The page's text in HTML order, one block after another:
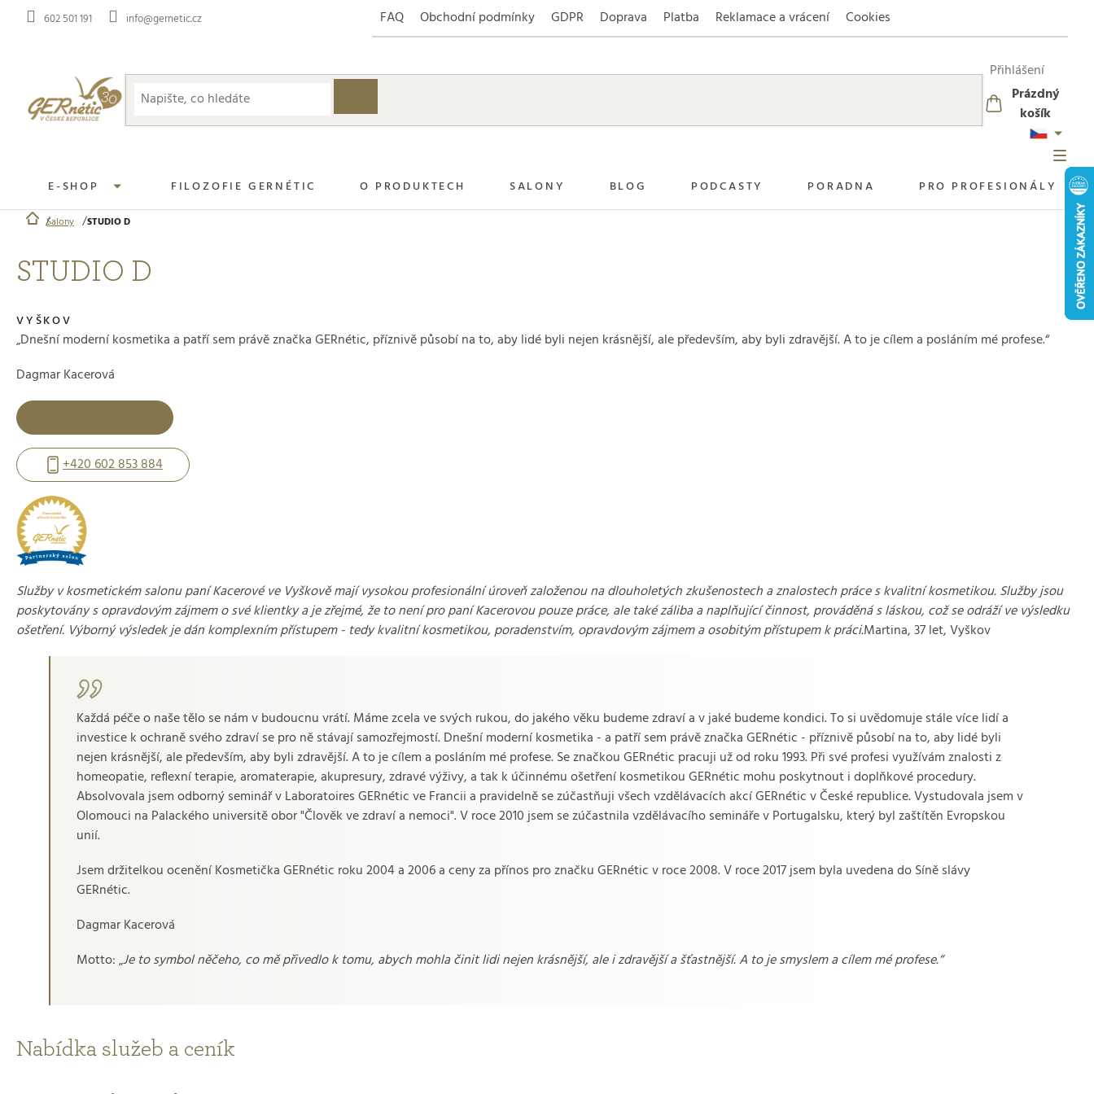
Přejít
602 501 191 info@gernetic.cz FAQ Obchodní podmínky GDPR Doprava Platba Reklamace a vrácení Cookies
Přihlášení
NÁKUPNÍ
KOŠÍK
Prázdný
košík
E-SHOP FILOZOFIE GERNÉTIC O PRODUKTECH SALONY BLOG PODCASTY PORADNA PRO PROFESIONÁLY
Domů
Salony STUDIO D
STUDIO D
VYŠKOV
„Dnešní moderní kosmetika a patří sem právě značka GERnétic, příznivě působí na to, aby lidé byli nejen krásnější, ale především, aby byli zdravější. A to je cílem a posláním mé profese.“
Dagmar Kacerová
+420 602 853 884
Služby v kosmetickém salonu paní Kacerové ve Vyškově mají vysokou profesionální úroveň založenou na dlouholetých zkušenostech a znalostech práce s kvalitní kosmetikou. Služby jsou
poskytovány s opravdovým zájmem o své klientky a je zřejmé, že to není pro paní Kacerovou pouze práce, ale také záliba a naplňující činnost, prováděná s láskou, což se odráží ve výsledku
ošetření. Výborný výsledek je dán komplexním přístupem - tedy kvalitní kosmetikou, poradenstvím, opravdovým zájmem a osobitým přístupem k práci.Martina, 37 let, Vyškov
Každá péče o naše tělo se nám v budoucnu vrátí. Máme zcela ve svých rukou, do jakého věku budeme zdraví a v jaké budeme kondici. To si uvědomuje stále více lidí a
investice k ochraně svého zdraví se pro ně stávají samozřejmostí. Dnešní moderní kosmetika - a patří sem právě značka GERnétic - příznivě působí na to, aby lidé byli
nejen krásnější, ale především, aby byli zdravější. A to je cílem a posláním mé profese. Se značkou GERnétic pracuji už od roku 1993. Při své profesi využívám znalosti z
homeopatie, reflexní terapie, aromaterapie, akupresury, zdravé výživy, a tak k účinnému ošetření kosmetikou GERnétic mohu poskytnout i doplňkové procedury.
Absolvovala jsem odborný seminář v Laboratoires GERnétic ve Francii a pravidelně se zúčastňuji všech vzdělávacích akcí GERnétic v České republice. Vystudovala jsem v
Olomouci na Palackého universitě obor "Člověk ve zdraví a nemoci". V roce 2010 jsem se zúčastnila vzdělávacího semináře v Portugalsku, který byl zaštítěn Evropskou
unií.
Jsem držitelkou ocenění Kosmetička GERnétic roku 2004 a 2006 a ceny za přínos pro značku GERnétic v roce 2008. V roce 2017 jsem byla uvedena do Síně slávy
GERnétic.
Dagmar Kacerová
Motto: „Je to symbol něčeho, co mě přivedlo k tomu, abych mohla činit lidi nejen krásnější, ale i zdravější a šťastnější. A to je smyslem a cílem mé profese.“
Nabídka služeb a ceník